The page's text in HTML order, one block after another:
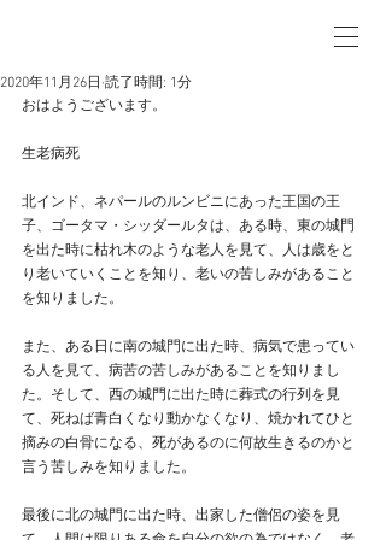
2020年11月26日 読了時間: 1分
おはようございます。
生老病死
北インド、ネパールのルンビニにあった王国の王
子、ゴータマ・シッダールタは、ある時、東の城門
を出た時に枯れ木のような老人を見て、人は歳をと
り老いていくことを知り、老いの苦しみがあること
を知りました。
また、ある日に南の城門に出た時、病気で患ってい
る人を見て、病苦の苦しみがあることを知りまし
た。そして、西の城門に出た時に葬式の行列を見
て、死ねば青白くなり動かなくなり、焼かれてひと
摘みの白骨になる、死があるのに何故生きるのかと
言う苦しみを知りました。
最後に北の城門に出た時、出家した僧侶の姿を見